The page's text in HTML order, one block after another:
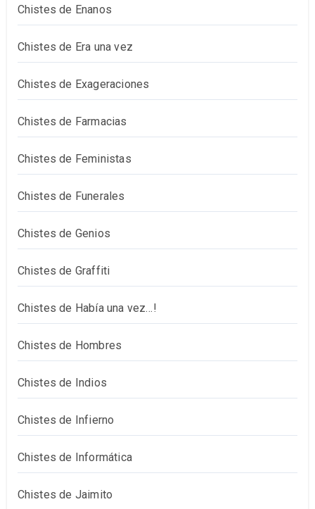
Chistes de Enanos
Chistes de Era una vez
Chistes de Exageraciones
Chistes de Farmacias
Chistes de Feministas
Chistes de Funerales
Chistes de Genios
Chistes de Graffiti
Chistes de Había una vez…!
Chistes de Hombres
Chistes de Indios
Chistes de Infierno
Chistes de Informática
Chistes de Jaimito